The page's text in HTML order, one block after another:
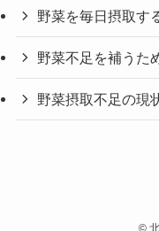
野菜を毎日摂取す
野菜不足を補うた
野菜摂取不足の現